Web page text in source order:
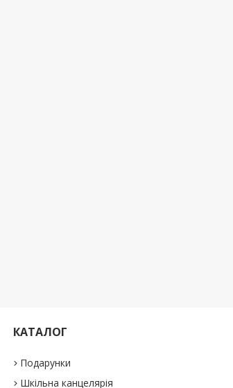
КАТАЛОГ
Подарунки
Шкільна канцелярія